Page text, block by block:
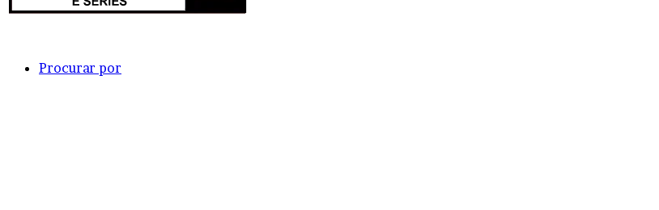
Procurar por